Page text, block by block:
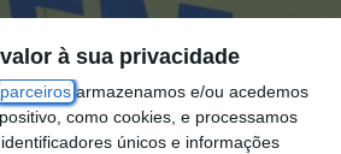
à sua privacidade
parceiros armazenamos e/ou acedemos
como cookies, e processamos
únicos e informações